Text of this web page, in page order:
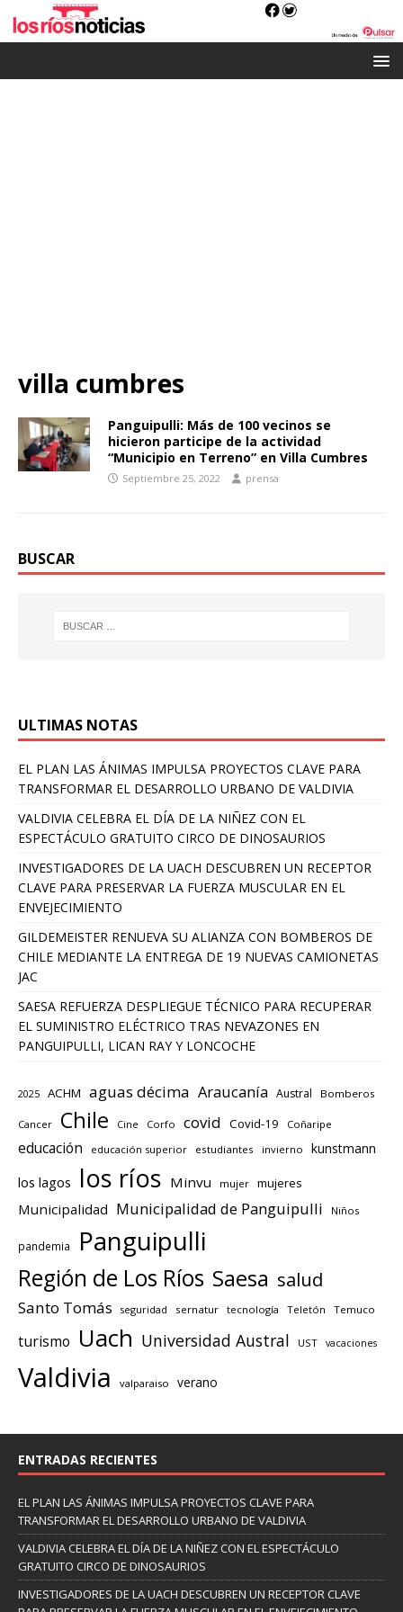
villa cumbres
Panguipulli: Más de 100 vecinos se
hicieron participe de la actividad
“Municipio en Terreno” en Villa Cumbres
Septiembre 25, 2022 prensa
BUSCAR
ULTIMAS NOTAS
EL PLAN LAS ÁNIMAS IMPULSA PROYECTOS CLAVE PARA
TRANSFORMAR EL DESARROLLO URBANO DE VALDIVIA
VALDIVIA CELEBRA EL DÍA DE LA NIÑEZ CON EL
ESPECTÁCULO GRATUITO CIRCO DE DINOSAURIOS
INVESTIGADORES DE LA UACH DESCUBREN UN RECEPTOR
CLAVE PARA PRESERVAR LA FUERZA MUSCULAR EN EL
ENVEJECIMIENTO
GILDEMEISTER RENUEVA SU ALIANZA CON BOMBEROS DE
CHILE MEDIANTE LA ENTREGA DE 19 NUEVAS CAMIONETAS
JAC
SAESA REFUERZA DESPLIEGUE TÉCNICO PARA RECUPERAR
EL SUMINISTRO ELÉCTRICO TRAS NEVAZONES EN
PANGUIPULLI, LICAN RAY Y LONCOCHE
2025 ACHM aguas décima Araucanía Austral Bomberos
Cancer Chile Cine Corfo covid Covid-19 Coñaripe
educación educación superior estudiantes invierno kunstmann
los lagos los ríos Minvu mujer mujeres
Municipalidad Municipalidad de Panguipulli Niños
pandemia Panguipulli
Región de Los Ríos Saesa salud
Santo Tomás seguridad sernatur tecnología Teletón Temuco
turismo Uach Universidad Austral UST vacaciones
Valdivia valparaiso verano
ENTRADAS RECIENTES
EL PLAN LAS ÁNIMAS IMPULSA PROYECTOS CLAVE PARA
TRANSFORMAR EL DESARROLLO URBANO DE VALDIVIA
VALDIVIA CELEBRA EL DÍA DE LA NIÑEZ CON EL ESPECTÁCULO
GRATUITO CIRCO DE DINOSAURIOS
INVESTIGADORES DE LA UACH DESCUBREN UN RECEPTOR CLAVE